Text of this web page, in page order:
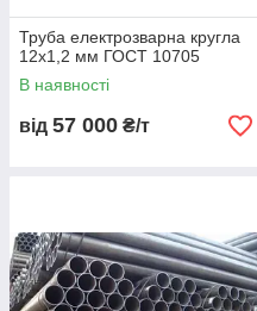
Труба електрозварна кругла
12х1,2 мм ГОСТ 10705
В наявності
від 57 000 ₴/т